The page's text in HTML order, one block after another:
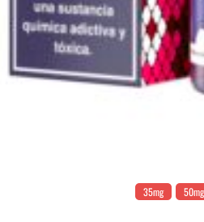
35mg 50mg